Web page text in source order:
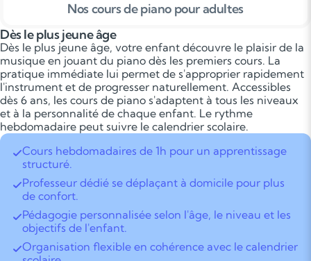
Nos cours de piano pour adultes
Dès le plus jeune âge
Dès le plus jeune âge, votre enfant découvre le plaisir de la
musique en jouant du piano dès les premiers cours. La
pratique immédiate lui permet de s'approprier rapidement
l'instrument et de progresser naturellement. Accessibles
dès 6 ans, les cours de piano s'adaptent à tous les niveaux
et à la personnalité de chaque enfant. Le rythme
hebdomadaire peut suivre le calendrier scolaire.
Cours hebdomadaires de 1h pour un apprentissage
structuré.
Professeur dédié se déplaçant à domicile pour plus
de confort.
Pédagogie personnalisée selon l'âge, le niveau et les
objectifs de l'enfant.
Organisation flexible en cohérence avec le calendrier